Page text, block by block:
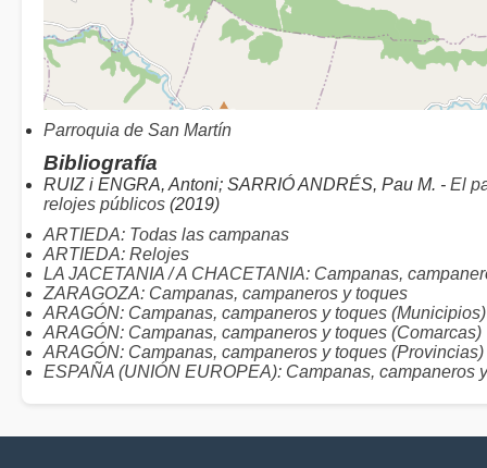
Parroquia de San Martín
Bibliografía
RUIZ i ENGRA, Antoni; SARRIÓ ANDRÉS, Pau M. - El
relojes públicos (2019)
ARTIEDA: Todas las campanas
ARTIEDA: Relojes
LA JACETANIA / A CHACETANIA: Campanas,
ZARAGOZA: Campanas, campaneros y toques
ARAGÓN: Campanas, campaneros y toques (Municipios)
ARAGÓN: Campanas, campaneros y toques (Comarcas)
ARAGÓN: Campanas, campaneros y toques (Provincias)
ESPAÑA (UNIÓN EUROPEA): Campanas, campaneros